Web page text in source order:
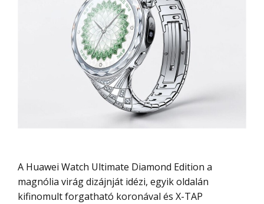
A Huawei Watch Ultimate Diamond Edition a
magnólia virág dizájnját idézi, egyik oldalán
kifinomult forgatható koronával és X-TAP